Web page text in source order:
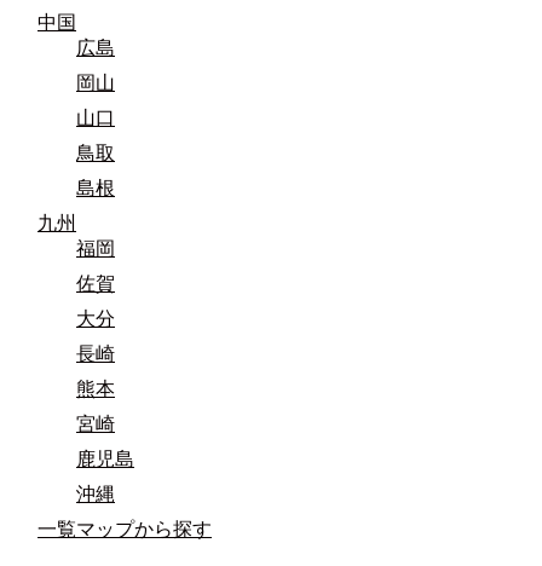
中国
広島
岡山
山口
鳥取
島根
九州
福岡
佐賀
大分
長崎
熊本
宮崎
鹿児島
沖縄
一覧マップから探す